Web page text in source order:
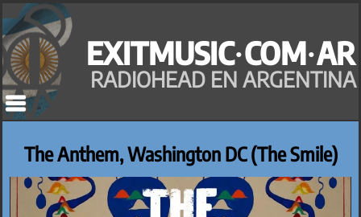
Saltar
al
contenido
EXITMUSIC·COM·AR
RADIOHEAD EN ARGENTINA
The Anthem, Washington DC (The Smile)